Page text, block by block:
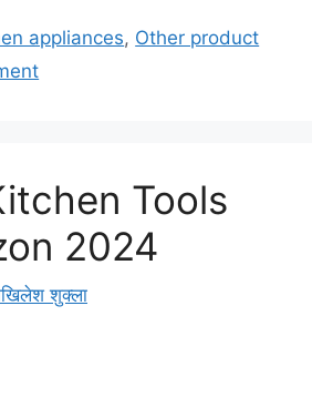
appliances, Other product
Tools
2024
शुक्ला